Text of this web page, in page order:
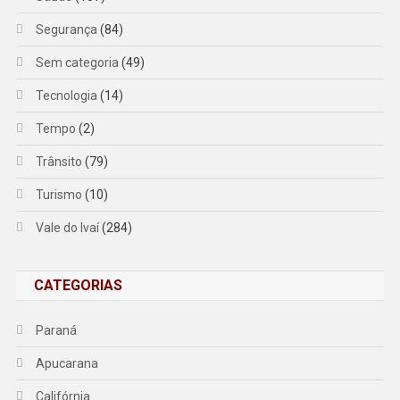
Segurança (84)
Sem categoria (49)
Tecnologia (14)
Tempo (2)
Trânsito (79)
Turismo (10)
Vale do Ivaí(284)
CATEGORIAS
Paraná
Apucarana
Califórnia